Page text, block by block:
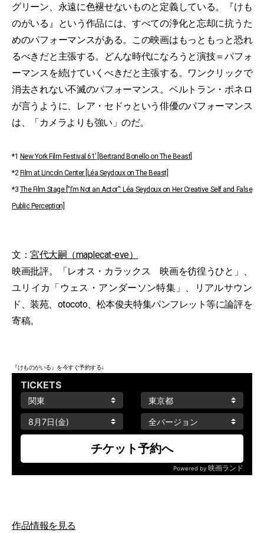
グリーン、永遠に色褪せないものと定義している。『けも
のがいる』という作品には、すべての浄化と忘却に抗うた
めのパフォーマンスがある。この映画はもっともっと恐れ
るべきだと主張する。どんな時代になろうと演技＝パフォ
ーマンスを続けていくべきだと主張する。ワンクリックで
消去されない不滅のパフォーマンス。ベルトラン・ボネロ
が言うように、レア・セドゥという俳優のパフォーマンス
は、「カメラよりも強い」のだ。
*1 New York Film Festival 61’ [Bertrand Bonello on The Beast]
*2 Film at Lincoln Center [Léa Seydoux on The Beast]
*3 The Film Stage [“I’m Not an Actor”: Léa Seydoux on Her Creative Self and False
Public Perception]
文： 宮代大嗣（maplecat-eve）
映画批評。「レオス・カラックス 映画を彷徨うひと」、
ユリイカ「ウェス・アンダーソン特集」、リアルサウン
ド、装苑、otocoto、松本俊夫特集パンフレット等に論評を
寄稿。
『けものがいる』を今すぐ予約する↓
作品情報を見る